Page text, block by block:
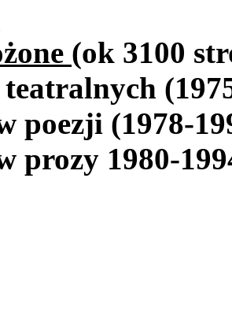
(ok 3100
poezji (1978-
prozy 1980-